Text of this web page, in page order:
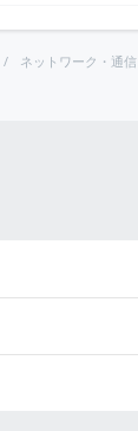
ネットワーク・通信